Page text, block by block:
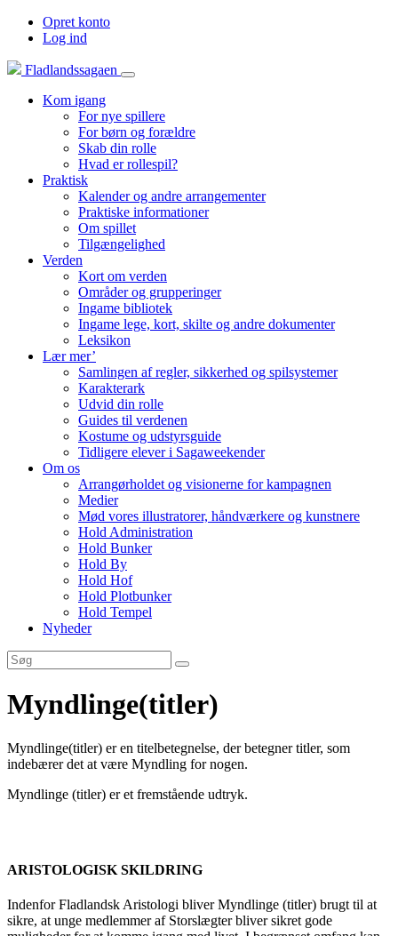
Opret konto
Log ind
Fladlandssagaen
Kom igang
For nye spillere
For børn og forældre
Skab din rolle
Hvad er rollespil?
Praktisk
Kalender og andre arrangementer
Praktiske informationer
Om spillet
Tilgængelighed
Verden
Kort om verden
Områder og grupperinger
Ingame bibliotek
Ingame lege, kort, skilte og andre dokumenter
Leksikon
Lær mer’
Samlingen af regler, sikkerhed og spilsystemer
Karakterark
Udvid din rolle
Guides til verdenen
Kostume og udstyrsguide
Tidligere elever i Sagaweekender
Om os
Arrangørholdet og visionerne for kampagnen
Medier
Mød vores illustratorer, håndværkere og kunstnere
Hold Administration
Hold Bunker
Hold By
Hold Hof
Hold Plotbunker
Hold Tempel
Nyheder
Myndlinge(titler)
Myndlinge(titler) er en titelbetegnelse, der betegner titler, som
indebærer det at være Myndling for nogen.
Myndlinge (titler) er et fremstående udtryk.
ARISTOLOGISK SKILDRING
Indenfor Fladlandsk Aristologi bliver Myndlinge (titler) brugt til at
sikre, at unge medlemmer af Storslægter bliver sikret gode